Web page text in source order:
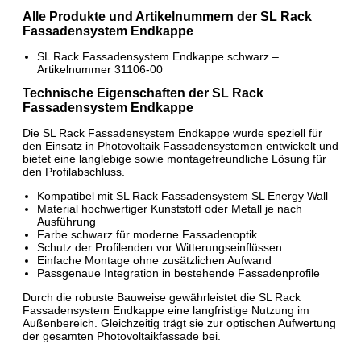
Alle Produkte und Artikelnummern der SL Rack
Fassadensystem Endkappe
SL Rack Fassadensystem Endkappe schwarz –
Artikelnummer 31106-00
Technische Eigenschaften der SL Rack
Fassadensystem Endkappe
Die SL Rack Fassadensystem Endkappe wurde speziell für
den Einsatz in Photovoltaik Fassadensystemen entwickelt und
bietet eine langlebige sowie montagefreundliche Lösung für
den Profilabschluss.
Kompatibel mit SL Rack Fassadensystem SL Energy Wall
Material hochwertiger Kunststoff oder Metall je nach
Ausführung
Farbe schwarz für moderne Fassadenoptik
Schutz der Profilenden vor Witterungseinflüssen
Einfache Montage ohne zusätzlichen Aufwand
Passgenaue Integration in bestehende Fassadenprofile
Durch die robuste Bauweise gewährleistet die SL Rack
Fassadensystem Endkappe eine langfristige Nutzung im
Außenbereich. Gleichzeitig trägt sie zur optischen Aufwertung
der gesamten Photovoltaikfassade bei.